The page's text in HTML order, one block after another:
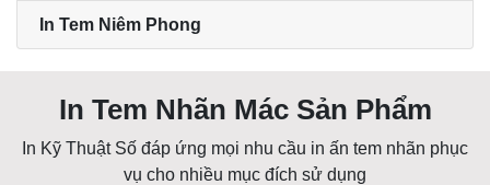
In Tem Niêm Phong
In Tem Nhãn Mác Sản Phẩm
In Kỹ Thuật Số đáp ứng mọi nhu cầu in ấn tem nhãn phục
vụ cho nhiều mục đích sử dụng